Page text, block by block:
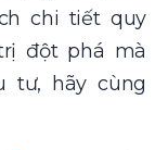
chi tiết quy
đột phá mà
tư, hãy cùng